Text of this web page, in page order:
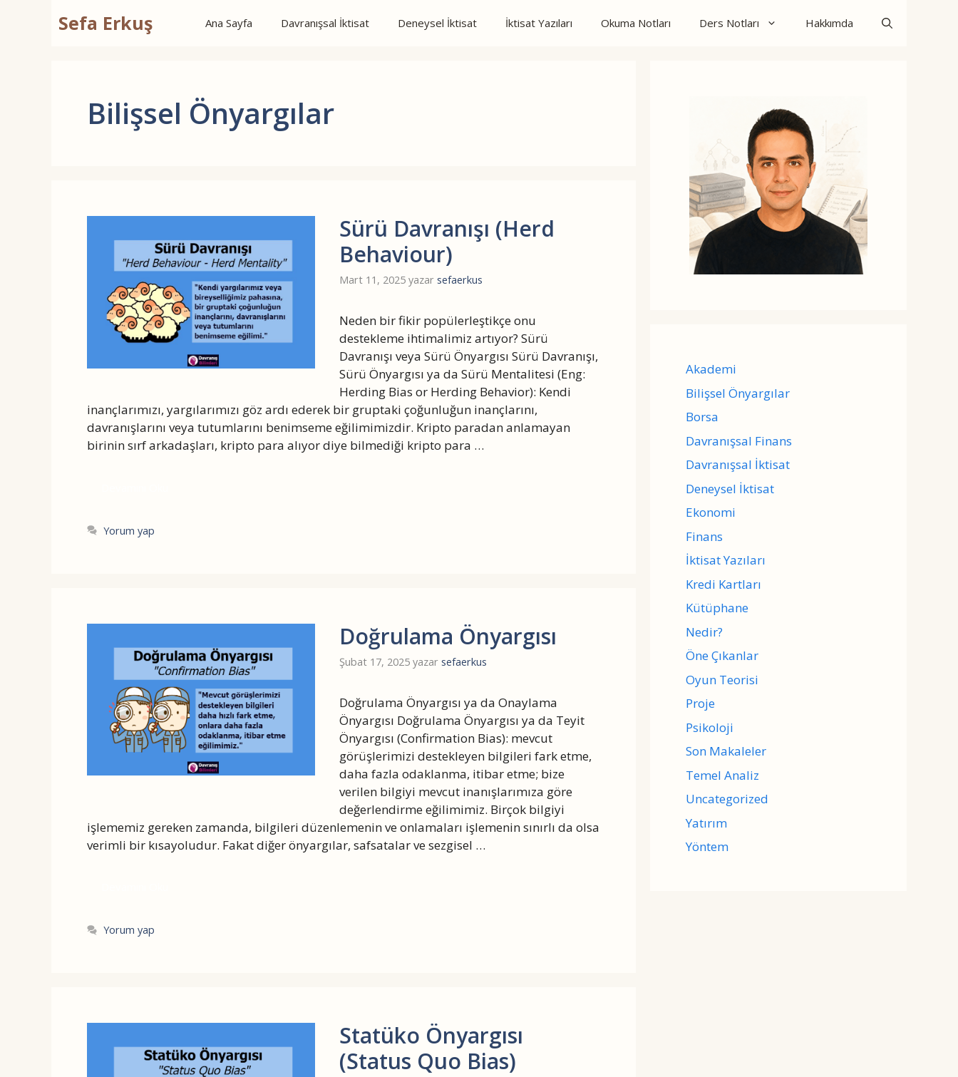
Sefa Erkuş Ana Sayfa Davranışsal İktisat Deneysel İktisat İktisat Yazıları Okuma Notları Ders Notları Hakkımda
Bilişsel Önyargılar
Sürü Davranışı (Herd
Behaviour)
Mart 11, 2025 yazar sefaerkus
Neden bir fikir popülerleştikçe onu
destekleme ihtimalimiz artıyor? Sürü
Davranışı veya Sürü Önyargısı Sürü Davranışı,
Sürü Önyargısı ya da Sürü Mentalitesi (Eng:
Herding Bias or Herding Behavior): Kendi
inançlarımızı, yargılarımızı göz ardı ederek bir gruptaki çoğunluğun inançlarını,
davranışlarını veya tutumlarını benimseme eğilimimizdir. Kripto paradan anlamayan
birinin sırf arkadaşları, kripto para alıyor diye bilmediği kripto para …
Yorum yap
Doğrulama Önyargısı
Şubat 17, 2025 yazar sefaerkus
Doğrulama Önyargısı ya da Onaylama
Önyargısı Doğrulama Önyargısı ya da Teyit
Önyargısı (Confirmation Bias): mevcut
görüşlerimizi destekleyen bilgileri fark etme,
daha fazla odaklanma, itibar etme; bize
verilen bilgiyi mevcut inanışlarımıza göre
değerlendirme eğilimimiz. Birçok bilgiyi
işlememiz gereken zamanda, bilgileri düzenlemenin ve onlamaları işlemenin sınırlı da olsa
verimli bir kısayoludur. Fakat diğer önyargılar, safsatalar ve sezgisel …
Yorum yap
Statüko Önyargısı
(Status Quo Bias)
Akademi
Bilişsel Önyargılar
Borsa
Davranışsal Finans
Davranışsal İktisat
Deneysel İktisat
Ekonomi
Finans
İktisat Yazıları
Kredi Kartları
Kütüphane
Nedir?
Öne Çıkanlar
Oyun Teorisi
Proje
Psikoloji
Son Makaleler
Temel Analiz
Uncategorized
Yatırım
Yöntem